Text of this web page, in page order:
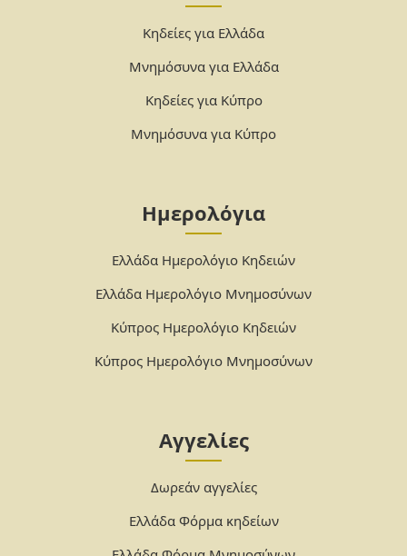
Κηδείες για Ελλάδα
Μνημόσυνα για Ελλάδα
Κηδείες για Κύπρο
Μνημόσυνα για Κύπρο
Ημερολόγια
Ελλάδα Ημερολόγιο Κηδειών
Ελλάδα Ημερολόγιο Μνημοσύνων
Κύπρος Ημερολόγιο Κηδειών
Κύπρος Ημερολόγιο Μνημοσύνων
Αγγελίες
Δωρεάν αγγελίες
Ελλάδα Φόρμα κηδείων